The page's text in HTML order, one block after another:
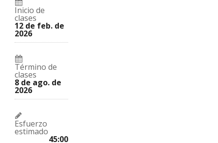
este
curso
Inicio de
clases
12 de feb. de
2026
Término de
clases
8 de ago. de
2026
Esfuerzo
estimado
45:00